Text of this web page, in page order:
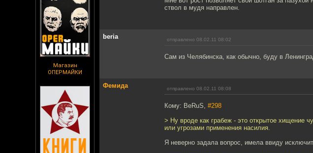
Магазин
ОПЕРМАЙКИ
ствол в мудя направлен.
beria отправлено 08.02.11 08:02
Сам из Челябинска, как обычно, буду в
Фемида отправлено 08.02.11 08:08
Кому: BeRuS, #298
> Ну вроде как грабеж - это открытое хищение
или угрозами применения насилия.
Я неверно задала вопрос, имела ввиду